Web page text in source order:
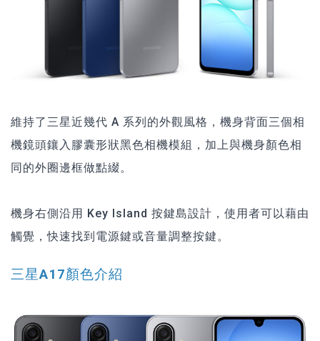
維持了三星近幾代 A 系列的外觀風格，機身背面三個相
機鏡頭鑲入膠囊形狀黑色相機模組，加上與機身顏色相
同的外圈邊框做點綴。
機身右側沿用 Key Island 按鍵島設計，使用者可以藉由
觸覺，快速找到電源鍵或音量調整按鍵。
三星A17顏色介紹